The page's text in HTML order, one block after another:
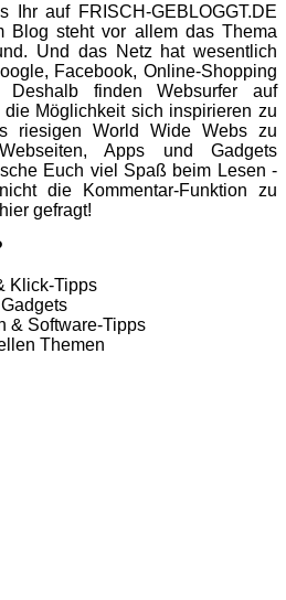
Ihr auf FRISCH-GEBLOGGT.DE
Blog steht vor allem das Thema
Und das Netz hat wesentlich
Facebook, Online-Shopping
Deshalb finden Websurfer auf
die Möglichkeit sich inspirieren zu
riesigen World Wide Webs zu
Apps und Gadgets
Euch viel Spaß beim Lesen -
die Kommentar-Funktion zu
gefragt!
Klick-Tipps
& Software-Tipps
Themen